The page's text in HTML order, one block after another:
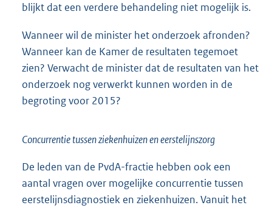
blijkt dat een verdere behandeling niet mogelijk is.
Wanneer wil de minister het onderzoek afronden?
Wanneer kan de Kamer de resultaten tegemoet
zien? Verwacht de minister dat de resultaten van het
onderzoek nog verwerkt kunnen worden in de
begroting voor 2015?
Concurrentie tussen ziekenhuizen en eerstelijnszorg
De leden van de PvdA-fractie hebben ook een
aantal vragen over mogelijke concurrentie tussen
eerstelijnsdiagnostiek en ziekenhuizen. Vanuit het